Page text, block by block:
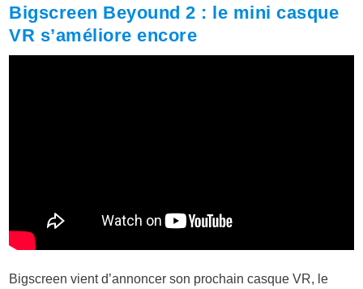
Bigscreen Beyound 2 : le mini casque
VR s’améliore encore
Bigscreen vient d’annoncer son prochain casque VR, le